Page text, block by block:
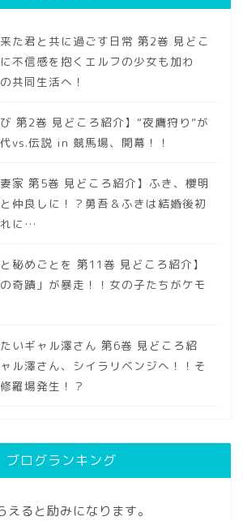
来た君と共に過ごす日常 第2巻 見どこ
不信感を抱くエルフの少女も加わ
共同生活へ！
び 第2巻 見どころ紹介】“夜鷹狩り”が
vs.伝説 in 競馬場、開幕！！
妻家 第5巻 見どころ紹介】ふき、櫻明
仲良しに！？勇吾＆ふきは結婚後初
に…
秘めごとを 第11巻 見どころ紹介】
奇蹟」が暴走！！女の子たちがケモ
たいギャル澤さん 第6巻 見どころ紹
ル澤さん、シイラリベンジへ！！そ
羅場発生！？
ブログランキング
えると励みになります。